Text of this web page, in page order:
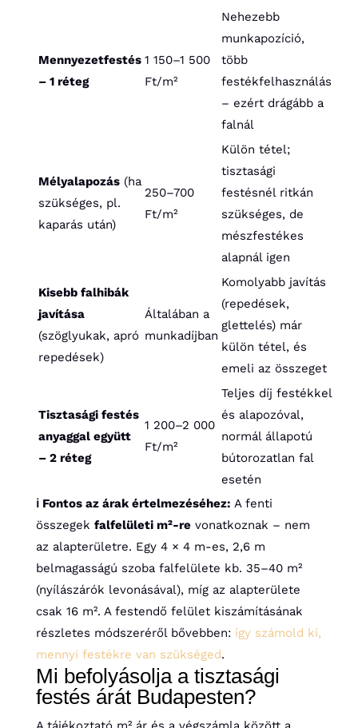
Mennyezetfestés
– 1 réteg
1 150–1 500
Ft/m²
Nehezebb
munkapozíció,
több
festékfelhasználás
– ezért drágább a
falnál
Mélyalapozás(ha
szükséges, pl.
kaparás után)
250–700
Ft/m²
Külön tétel;
tisztasági
festésnél ritkán
szükséges, de
mészfestékes
alapnál igen
Kisebb falhibák
javítása
(szöglyukak, apró
repedések)
Általában a
munkadíjban
Komolyabb javítás
(repedések,
glettelés) már
külön tétel, és
emeli az összeget
Tisztasági festés
anyaggal együtt
– 2 réteg
1 200–2 000
Ft/m²
Teljes díj festékkel
és alapozóval,
normál állapotú
bútorozatlan fal
esetén
ℹ️ Fontos az árak értelmezéséhez: A fenti
összegek falfelületi m²-revonatkoznak – nem
az alapterületre. Egy 4 × 4 m-es, 2,6 m
belmagasságú szoba falfelülete kb. 35–40 m²
(nyílászárók levonásával), míg az alapterülete
csak 16 m². A festendő felület kiszámításának
részletes módszeréről bővebben: így számold ki,
mennyi festékre van szükséged.
Mi befolyásolja a tisztasági
festés árát Budapesten?